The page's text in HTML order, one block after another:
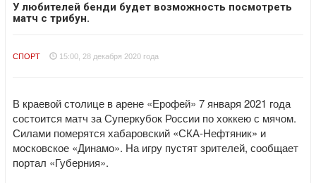
У любителей бенди будет возможность посмотреть
матч с трибун.
СПОРТ 15:00, 28 декабря 2020 года
В краевой столице в арене «Ерофей» 7 января 2021 года
состоится матч за Суперкубок России по хоккею с мячом.
Силами померятся хабаровский «СКА-Нефтяник» и
московское «Динамо». На игру пустят зрителей, сообщает
портал «Губерния».